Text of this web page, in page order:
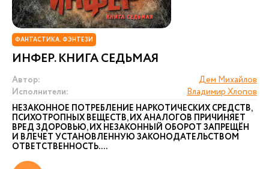
ФАНТАСТИКА. ФЭНТЕЗИ
ИНФЕР. КНИГА СЕДЬМАЯ
Автор:
Дем Михайлов
Исполнители:
Владимир Хлопов
НЕЗАКОННОЕ ПОТРЕБЛЕНИЕ НАРКОТИЧЕСКИХ СРЕДСТВ,
ПСИХОТРОПНЫХ ВЕЩЕСТВ, ИХ АНАЛОГОВ ПРИЧИНЯЕТ
ВРЕД ЗДОРОВЬЮ, ИХ НЕЗАКОННЫЙ ОБОРОТ ЗАПРЕЩЁН
И ВЛЕЧЕТ УСТАНОВЛЕННУЮ ЗАКОНОДАТЕЛЬСТВОМ
ОТВЕТСТВЕННОСТЬ. ...